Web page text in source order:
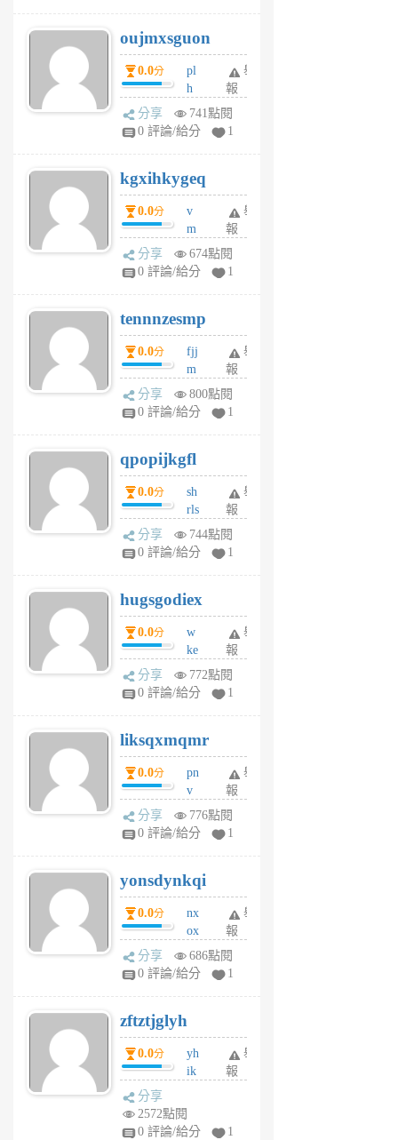
個
月
前
個
月
前
oujmxsguon
0.0分
pl
h
wi
w
6
個
月
前
舉
報
分享
741點閱
0 評論/給分
1
kgxihkygeq
0.0分
v
m
sg
sr
6
個
月
前
舉
報
分享
674點閱
0 評論/給分
1
tennnzesmp
0.0分
fjj
m
w
rs
6
個
月
前
舉
報
分享
800點閱
0 評論/給分
1
qpopijkgfl
0.0分
sh
rls
k
m
6
個
月
前
舉
報
分享
744點閱
0 評論/給分
1
hugsgodiex
0.0分
w
ke
rv
pj
6
個
月
前
舉
報
分享
772點閱
0 評論/給分
1
liksqxmqmr
0.0分
pn
v
wt
sv
6
個
月
前
舉
報
分享
776點閱
0 評論/給分
1
yonsdynkqi
0.0分
nx
ox
rh
pe
月
前
舉
報
分享
686點閱
0 評論/給分
1
zftztjglyh
0.0分
yh
ik
tu
舉
報
分享
2572點閱
0 評論/給分
1